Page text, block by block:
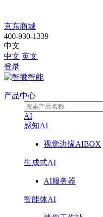
JMC-
7100E1
京东商城
400-930-1339
中文
中文 英文
登录
产品中心
AI
感知AI
视觉边缘AIBOX
生成式AI
AI服务器
智能体AI